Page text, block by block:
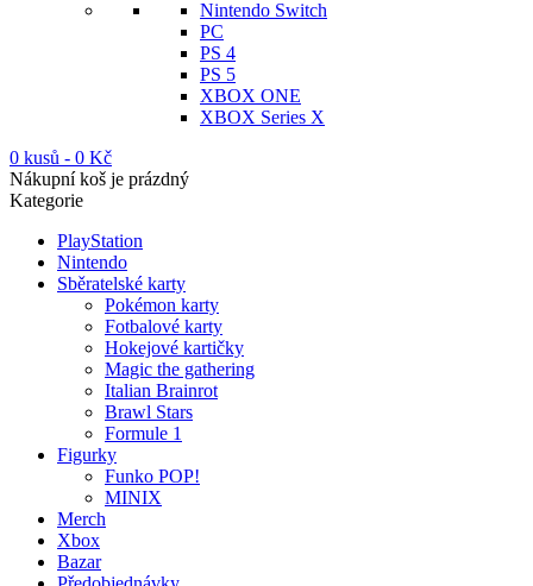
Nintendo Switch
PC
PS 4
PS 5
XBOX ONE
XBOX Series X
0 kusů - 0 Kč
Nákupní koš je prázdný
Kategorie
PlayStation
Nintendo
Sběratelské karty
Pokémon karty
Fotbalové karty
Hokejové kartičky
Magic the gathering
Italian Brainrot
Brawl Stars
Formule 1
Figurky
Funko POP!
MINIX
Merch
Xbox
Bazar